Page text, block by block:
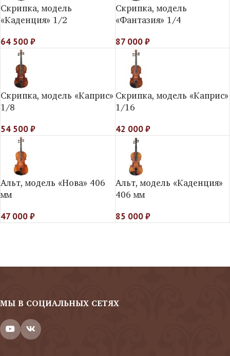
Скрипка, модель
«Каденция» 1/2
64 500₽
Скрипка, модель
«Фантазия» 1/4
87 000₽
Скрипка, модель «Каприс»
1/8
54 500₽
Скрипка, модель «Каприс»
1/16
42 000₽
Альт, модель «Нова» 406
мм
47 000₽
Альт, модель «Каденция»
406 мм
85 000₽
МЫ В СОЦИАЛЬНЫХ СЕТЯХ